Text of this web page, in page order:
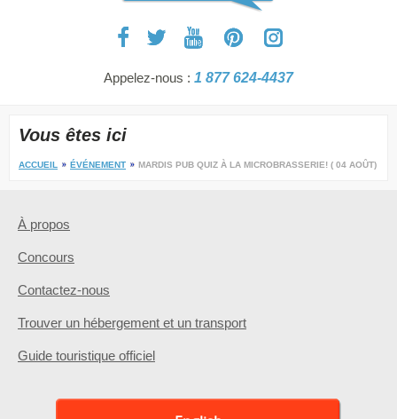
Appelez-nous : 1 877 624-4437
Vous êtes ici
ACCUEIL ÉVÉNEMENT MARDIS PUB QUIZ À LA MICROBRASSERIE! ( 04 AOÛT)
À propos
Concours
Contactez-nous
Trouver un hébergement et un transport
Guide touristique officiel